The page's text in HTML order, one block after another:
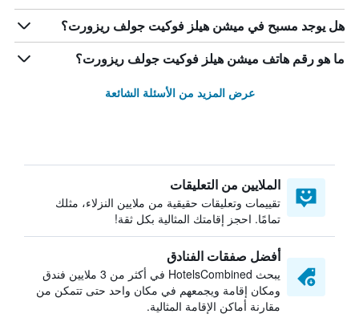
هل يوجد مسبح في ميشن هيلز فوكيت جولف ريزورت؟
ما هو رقم هاتف ميشن هيلز فوكيت جولف ريزورت؟
عرض المزيد من الأسئلة الشائعة
الملايين من التعليقات
تقييمات وتعليقات حقيقية من ملايين النزلاء، مثلك
تمامًا. احجز إقامتك المثالية بكل ثقة!
أفضل صفقات الفنادق
يبحث HotelsCombined في أكثر من 3 ملايين فندق
ومكان إقامة ويجمعهم في مكان واحد حتى تتمكن من
مقارنة أماكن الإقامة المثالية.